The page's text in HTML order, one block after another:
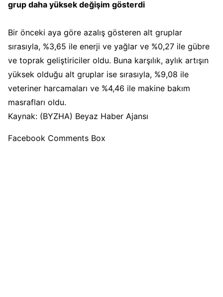
grup daha yüksek değişim gösterdi
Bir önceki aya göre azalış gösteren alt gruplar
sırasıyla, %3,65 ile enerji ve yağlar ve %0,27 ile gübre
ve toprak geliştiriciler oldu. Buna karşılık, aylık artışın
yüksek olduğu alt gruplar ise sırasıyla, %9,08 ile
veteriner harcamaları ve %4,46 ile makine bakım
masrafları oldu.
Kaynak: (BYZHA) Beyaz Haber Ajansı
Facebook Comments Box